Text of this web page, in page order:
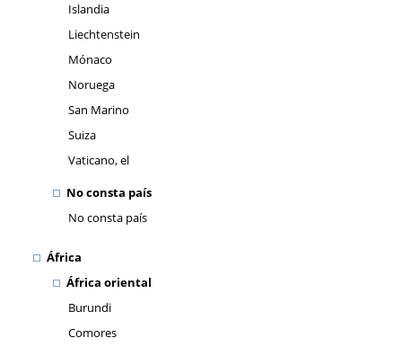
Islandia
Liechtenstein
Mónaco
Noruega
San Marino
Suiza
Vaticano, el
No consta país
No consta país
África
África oriental
Burundi
Comores